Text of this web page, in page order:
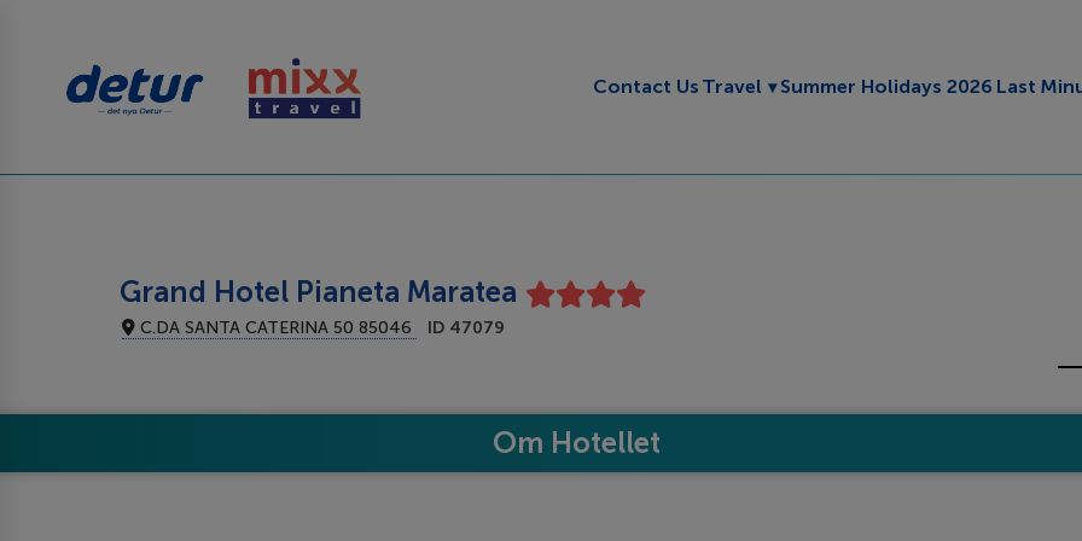
Contact Us Travel Toggle submenu
Summer Holidays 2026 Last
Grand Hotel Pianeta Maratea
C.DA SANTA CATERINA 50 85046 ID 47079
Om Hotellet